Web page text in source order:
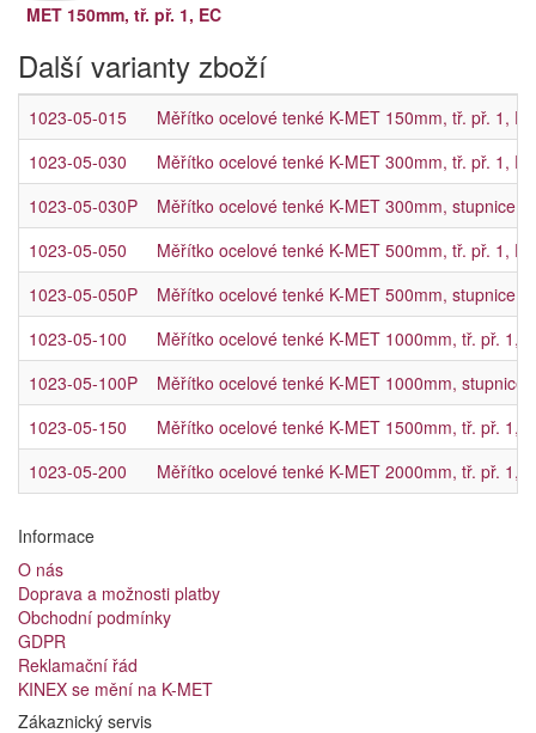
MET 150mm, tř. př. 1, EC
Další varianty zboží
1023-05-015
Měřítko ocelové tenké K-MET 150mm, tř. př. 1, EC
1023-05-030
Měřítko ocelové tenké K-MET 300mm, tř. př. 1, EC
1023-05-030P
Měřítko ocelové tenké K-MET 300mm, stupnice
1023-05-050
Měřítko ocelové tenké K-MET 500mm, tř. př. 1,
1023-05-050P
Měřítko ocelové tenké K-MET 500mm, stupnice
1023-05-100
Měřítko ocelové tenké K-MET 1000mm, tř. př. 1,
1023-05-100P
Měřítko ocelové tenké K-MET 1000mm, stupnice
1023-05-150
Měřítko ocelové tenké K-MET 1500mm, tř. př. 1,
1023-05-200
Měřítko ocelové tenké K-MET 2000mm, tř. př. 1,
Informace
O nás
Doprava a možnosti platby
Obchodní podmínky
GDPR
Reklamační řád
KINEX se mění na K-MET
Zákaznický servis